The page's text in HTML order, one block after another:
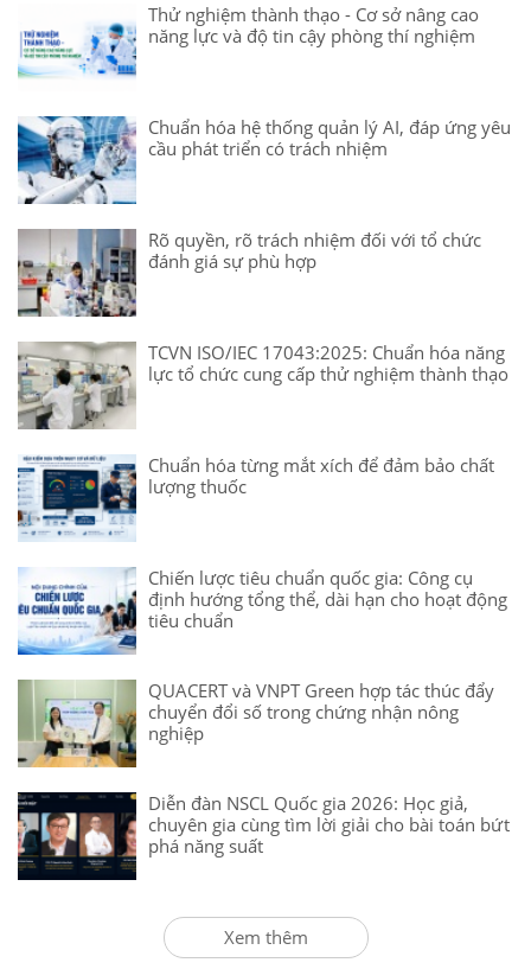
Thử nghiệm thành thạo - Cơ sở nâng cao
năng lực và độ tin cậy phòng thí nghiệm
Chuẩn hóa hệ thống quản lý AI, đáp ứng yêu
cầu phát triển có trách nhiệm
Rõ quyền, rõ trách nhiệm đối với tổ chức
đánh giá sự phù hợp
TCVN ISO/IEC 17043:2025: Chuẩn hóa năng
lực tổ chức cung cấp thử nghiệm thành thạo
Chuẩn hóa từng mắt xích để đảm bảo chất
lượng thuốc
Chiến lược tiêu chuẩn quốc gia: Công cụ
định hướng tổng thể, dài hạn cho hoạt động
tiêu chuẩn
QUACERT và VNPT Green hợp tác thúc đẩy
chuyển đổi số trong chứng nhận nông
nghiệp
Diễn đàn NSCL Quốc gia 2026: Học giả,
chuyên gia cùng tìm lời giải cho bài toán bứt
phá năng suất
Xem thêm